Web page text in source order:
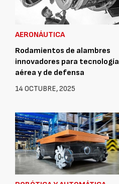
AERONÁUTICA
Rodamientos de alambres
innovadores para tecnología
aérea y de defensa
14 OCTUBRE, 2025